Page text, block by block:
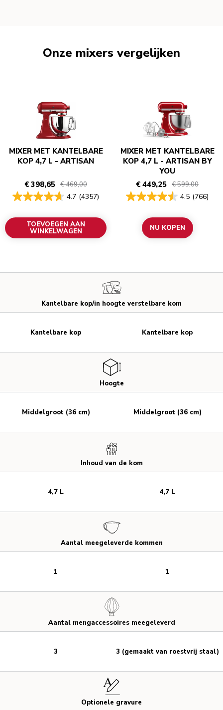
Onze mixers vergelijken
MIXER MET KANTELBARE
KOP 4,7 L - ARTISAN
€ 398,65 € 469,00
4.7 (4357)
TOEVOEGEN AAN
WINKELWAGEN
MIXER MET KANTELBARE
KOP 4,7 L - ARTISAN BY
YOU
€ 449,25 € 599,00
4.5 (766)
NU KOPEN
Kantelbare kop/in hoogte verstelbare kom
Hoogte
Inhoud van de kom
Aantal meegeleverde kommen
Aantal mengaccessoires meegeleverd
Optionele gravure
Kantelbare kop
Middelgroot (36 cm)
4,7 L
1
3
Kantelbare kop
Middelgroot (36 cm)
4,7 L
1
3 (gemaakt van roestvrij staal)